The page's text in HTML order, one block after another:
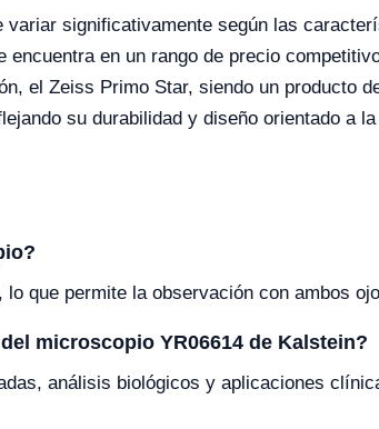
significativamente según las
encuentra en un rango de precio
el Zeiss Primo Star, siendo un producto
su durabilidad y diseño orientado a
que permite la observación con ambos
microscopio YR06614 de Kalstein?
análisis biológicos y aplicaciones